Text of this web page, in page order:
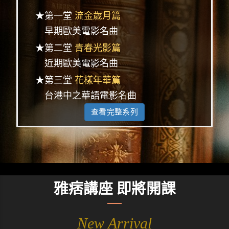
★第一堂 流金歲月篇
早期歐美電影名曲
★第二堂 青春光影篇
近期歐美電影名曲
★第三堂 花樣年華篇
台港中之華語電影名曲
查看完整系列
雅痞講座 即將開課
New Arrival